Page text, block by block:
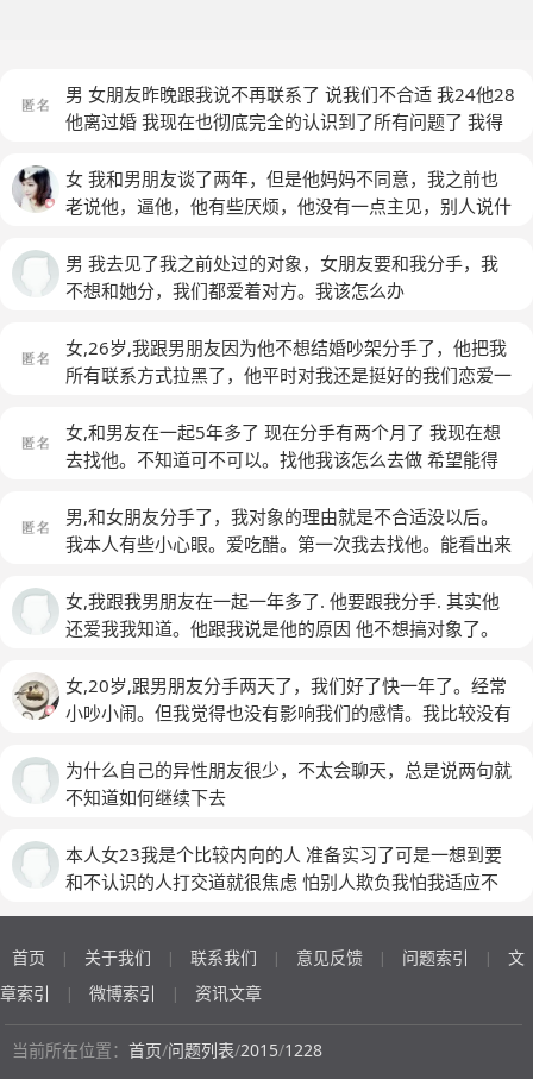
男 女朋友昨晚跟我说不再联系了 说我们不合适 我24他28
他离过婚 我现在也彻底完全的认识到了所有问题了 我得
来做的一切 他怎么样才可以看的到 他工作 住的地方我都
知道 但我不会直接去那里 那样就完全没机会 我到底该怎
女 我和男朋友谈了两年，但是他妈妈不同意，我之前也
老说他，逼他，他有些厌烦，他没有一点主见，别人说什
了，我说她们不合适，结果第二天那女的就给他说分手，
还在微信上说是我找到人家家，逼她的，我对象问我有没
的，不知道该怎么办，但我还是想和他和好，他今天发短
信给我说，对不起，我不想让你难过，即使分手了，我还
男 我去见了我之前处过的对象，女朋友要和我分手，我
不想和她分，我们都爱着对方。我该怎么办
女,26岁,我跟男朋友因为他不想结婚吵架分手了，他把我
所有联系方式拉黑了，他平时对我还是挺好的我们恋爱一
友，他对感情还是有一点点幼稚和自私，我们俩收入稳
定，平时也总吵架，但是都坚持过来了有的时候我找他和
当时也很气愤想打电话理论，可是我选择了冷静，现在我
们分手半个月，该不该去找他谈谈？但是我怕我去了他会
女,和男友在一起5年多了 现在分手有两个月了 我现在想
去找他。不知道可不可以。找他我该怎么去做 希望能得
男,和女朋友分手了，我对象的理由就是不合适没以后。
我本人有些小心眼。爱吃醋。第一次我去找他。能看出来
状态。我们晚上一起我闹了一架。结果他就不回头的走
了。我问他是不是不会和好了。他说嗯。我问他是不是无
删了对方。(匿名)
女,我跟我男朋友在一起一年多了. 他要跟我分手. 其实他
还爱我我知道。他跟我说是他的原因 他不想搞对象了。
我特别难受委屈。我为他做了好多事 还打过孩子。该怎
么办
女,20岁,跟男朋友分手两天了，我们好了快一年了。经常
小吵小闹。但我觉得也没有影响我们的感情。我比较没有
关定位了。可能他觉得累了。他家里人也催他结婚。他26
了。我们同居了好久。过年那段时间我回家后就再也没让
完这段时间先。虽然那段时间我也很煎熬。因为都是我主
动找他了。他都不找我。可是前天晚上突然就说分手了。
是不是在喝酒。他说准备睡了。我就视频过去。他骗我说
在开房。 我说我不信。 后面就哭闹。叫他告诉我在哪。
我说清楚。 他那天喝酒了。 我就不肯啊 我说我不信什么
为什么自己的异性朋友很少，不太会聊天，总是说两句就
不知道如何继续下去
本人女23我是个比较内向的人 准备实习了可是一想到要
和不认识的人打交道就很焦虑 怕别人欺负我怕我适应不
首页 | 关于我们 | 联系我们 | 意见反馈 | 问题索引 |
文
章索引
| 微博索引 | 资讯文章
当前所在位置： 首页/问题列表/2015/1228